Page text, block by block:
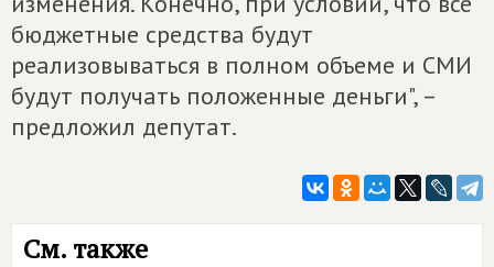
бюджетные средства будут
реализовываться в полном объеме и СМИ
будут получать положенные деньги", –
предложил депутат.
См. также